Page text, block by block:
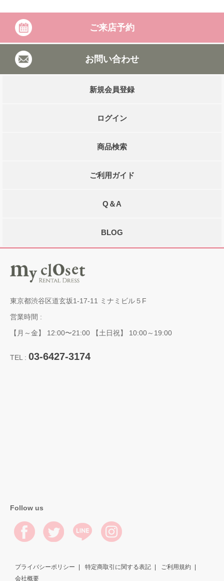
ご来店予約
お問い合わせ
新規会員登録
ログイン
商品検索
ご利用ガイド
Q＆A
BLOG
東京都渋谷区道玄坂1-17-11 ミナミビル５F
営業時間 :
【月～金】 12:00〜21:00 【土日祝】 10:00～19:00
TEL : 03-6427-3174
Follow us
プライバシーポリシー 特定商取引に関する表記
ご利用規約
会社概要